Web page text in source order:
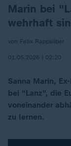
:Marin bei
wehrhaft
von Felix Rappsilber
01.05.2026 | 02:20
Sanna Marin,
bei "Lanz", die
voneinander
zu lernen.